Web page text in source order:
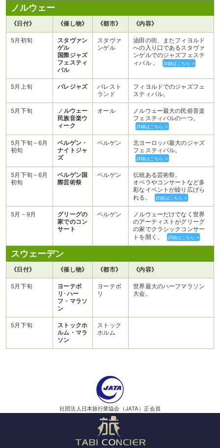
ノルウェー
《日付》 《催し物》 《都市》 《内容》
5月初旬
スタヴァン
ゲル
国際ジャズ
フェスティ
バル
スタヴァ
ンゲル
油田の街、またフィヨルド
への入り口であるスタヴァ
ンゲルでのジャズフェステ
ィバル 。
詳細はこちら >
5月上旬 バレジャズ
バレスト
ランド
フィヨルドでのジャズフェ
スティバル。
5月下旬 ノ ルウェー
民族音楽ウ
ィーク
オール
ノルウェー最大の民俗音楽
フェスティバルの一つ。
詳細はこちら >
5月下旬－6月
初旬
ベルゲン・
ナイトジャ
ズ
ベルゲン
北ヨーロッパ最大のジャズ
フェスティバル。
詳細はこちら >
5月下旬－6月
初旬
ベルゲン国
際芸術祭
ベルゲン
伝統ある芸術祭。
オペラやコンサートなど多
彩なイベントが繰り広げら
れる。
詳細はこちら >
5月－9月
グリーグの
家でのコン
サート
ベルゲン
ノルウェーだけでなく世界
のアーティストがグリーグ
の家でクラシックコンサー
トを開く。
詳細はこちら >
スウェーデン
《日付》 《催し物》 《都市》 《内容》
5月下旬
ヨーテボ
リ･ハー
フ・マラソ
ン
ヨーテボ
リ
世界最大のハーフマラソン
大会。
5月下旬
ストックホ
ルム・マラ
ソン
ストック
ホルム
社団法人日本旅行業協会（JATA）正会員